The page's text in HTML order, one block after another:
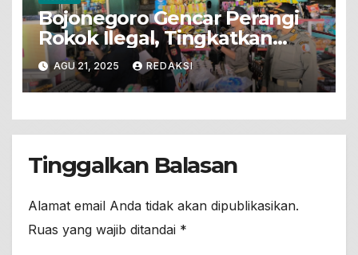
Bojonegoro Gencar Perangi
Rokok Ilegal, Tingkatkan
Sinergi Lintas Sektor untuk
Lakukan Operasi Lapangan
AGU 21, 2025 REDAKSI
Tinggalkan Balasan
Alamat email Anda tidak akan dipublikasikan.
Ruas yang wajib ditandai *